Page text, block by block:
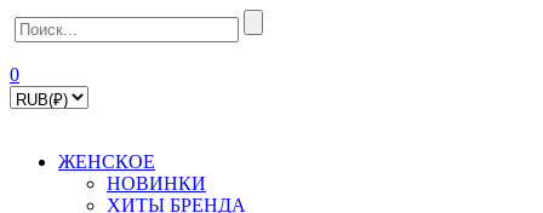
0
ЖЕНСКОЕ
НОВИНКИ
ХИТЫ БРЕНДА